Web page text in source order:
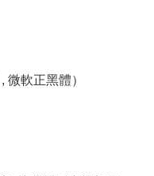
軟正黑體）